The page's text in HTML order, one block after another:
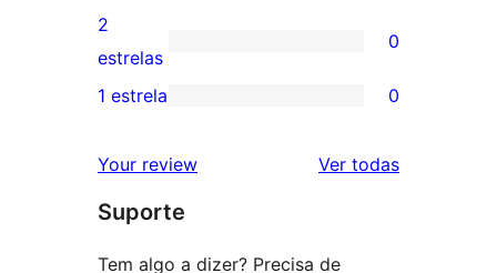
4
estrela
avaliação
com
3
0
avaliação
2
2
estrelas
0
com
1
1 estrela 0
Your review Ver todasavaliações
Suporte
Tem algo a dizer? Precisa de